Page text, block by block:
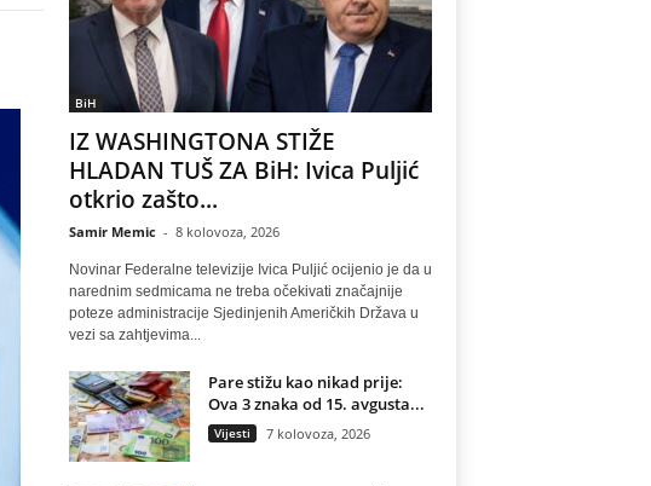
BiH
IZ WASHINGTONA STIŽE
HLADAN TUŠ ZA BiH: Ivica Puljić
otkrio zašto...
Samir Memic - 8 kolovoza, 2026
Novinar Federalne televizije Ivica Puljić ocijenio je da u
narednim sedmicama ne treba očekivati značajnije
poteze administracije Sjedinjenih Američkih Država u
vezi sa zahtjevima...
Pare stižu kao nikad prije:
Ova 3 znaka od 15. avgusta...
Vijesti 7 kolovoza, 2026